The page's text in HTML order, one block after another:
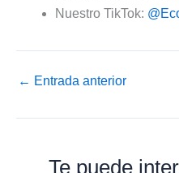
Nuestro TikTok:
← Entrada anterior
Te puede